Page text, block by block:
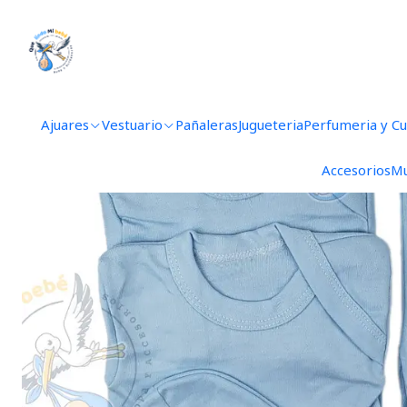
Ajuares Vestuario PañalerasJugueteriaPerfumeria y
Accesorios